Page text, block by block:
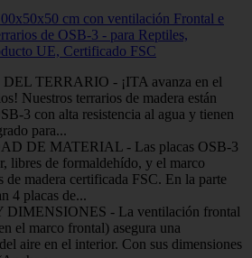
cm con ventilación Frontal e
de OSB-3 - para Reptiles,
UE, Certificado FSC
TERRARIO - ¡ITA avanza en el
Nuestros terrarios de madera están
3 con alta resistencia al agua y tienen
para...
DE MATERIAL - Las placas OSB-3
libres de formaldehído, y el marco
de madera certificada FSC. En la parte
4 placas de...
- La ventilación frontal
el marco frontal) asegura una
aire en el interior. Con sus dimensiones